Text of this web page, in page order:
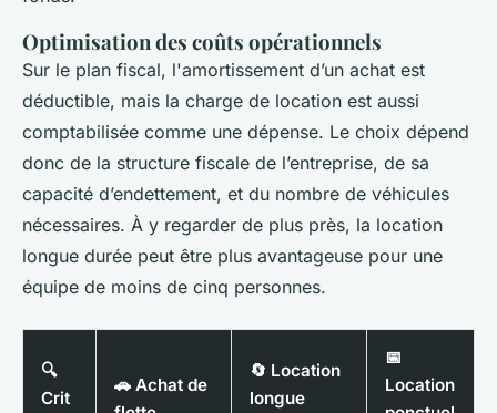
Optimisation des coûts opérationnels
Sur le plan fiscal, l'amortissement d’un achat est
déductible, mais la charge de location est aussi
comptabilisée comme une dépense. Le choix dépend
donc de la structure fiscale de l’entreprise, de sa
capacité d’endettement, et du nombre de véhicules
nécessaires. À y regarder de plus près, la location
longue durée peut être plus avantageuse pour une
équipe de moins de cinq personnes.
🔍
Crit
🚗 Achat de
🔄 Location
longue
📅
Location